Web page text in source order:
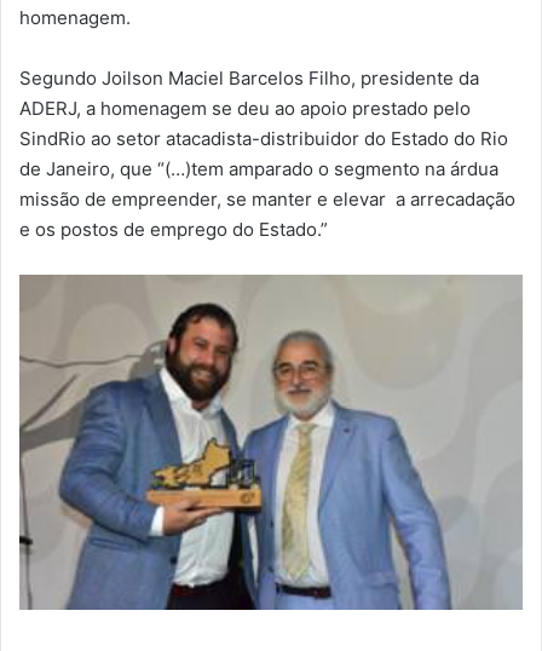
homenagem.
Segundo Joilson Maciel Barcelos Filho, presidente da
ADERJ, a homenagem se deu ao apoio prestado pelo
SindRio ao setor atacadista-distribuidor do Estado do Rio
de Janeiro, que “(…)tem amparado o segmento na árdua
missão de empreender, se manter e elevar a arrecadação
e os postos de emprego do Estado.”